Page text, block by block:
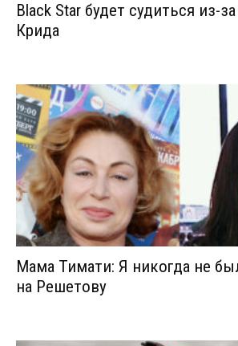
Black Star будет судиться из-
Крида
Мама Тимати: Я никогда не
на Решетову